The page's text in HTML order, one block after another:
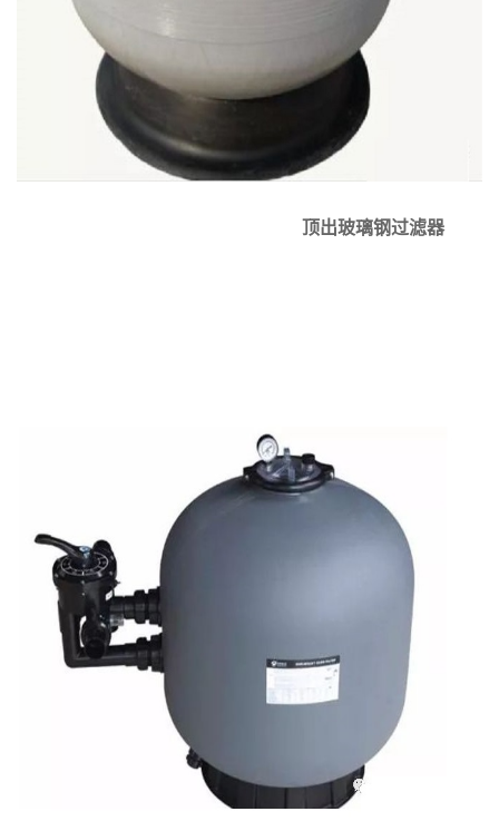
顶出玻璃钢过滤器